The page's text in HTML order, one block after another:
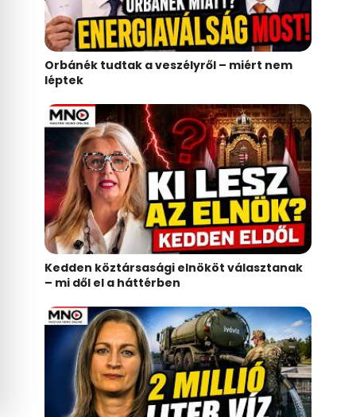
Orbánék tudtak a veszélyről – miért nem
léptek
Kedden köztársasági elnököt választanak
– mi dől el a háttérben